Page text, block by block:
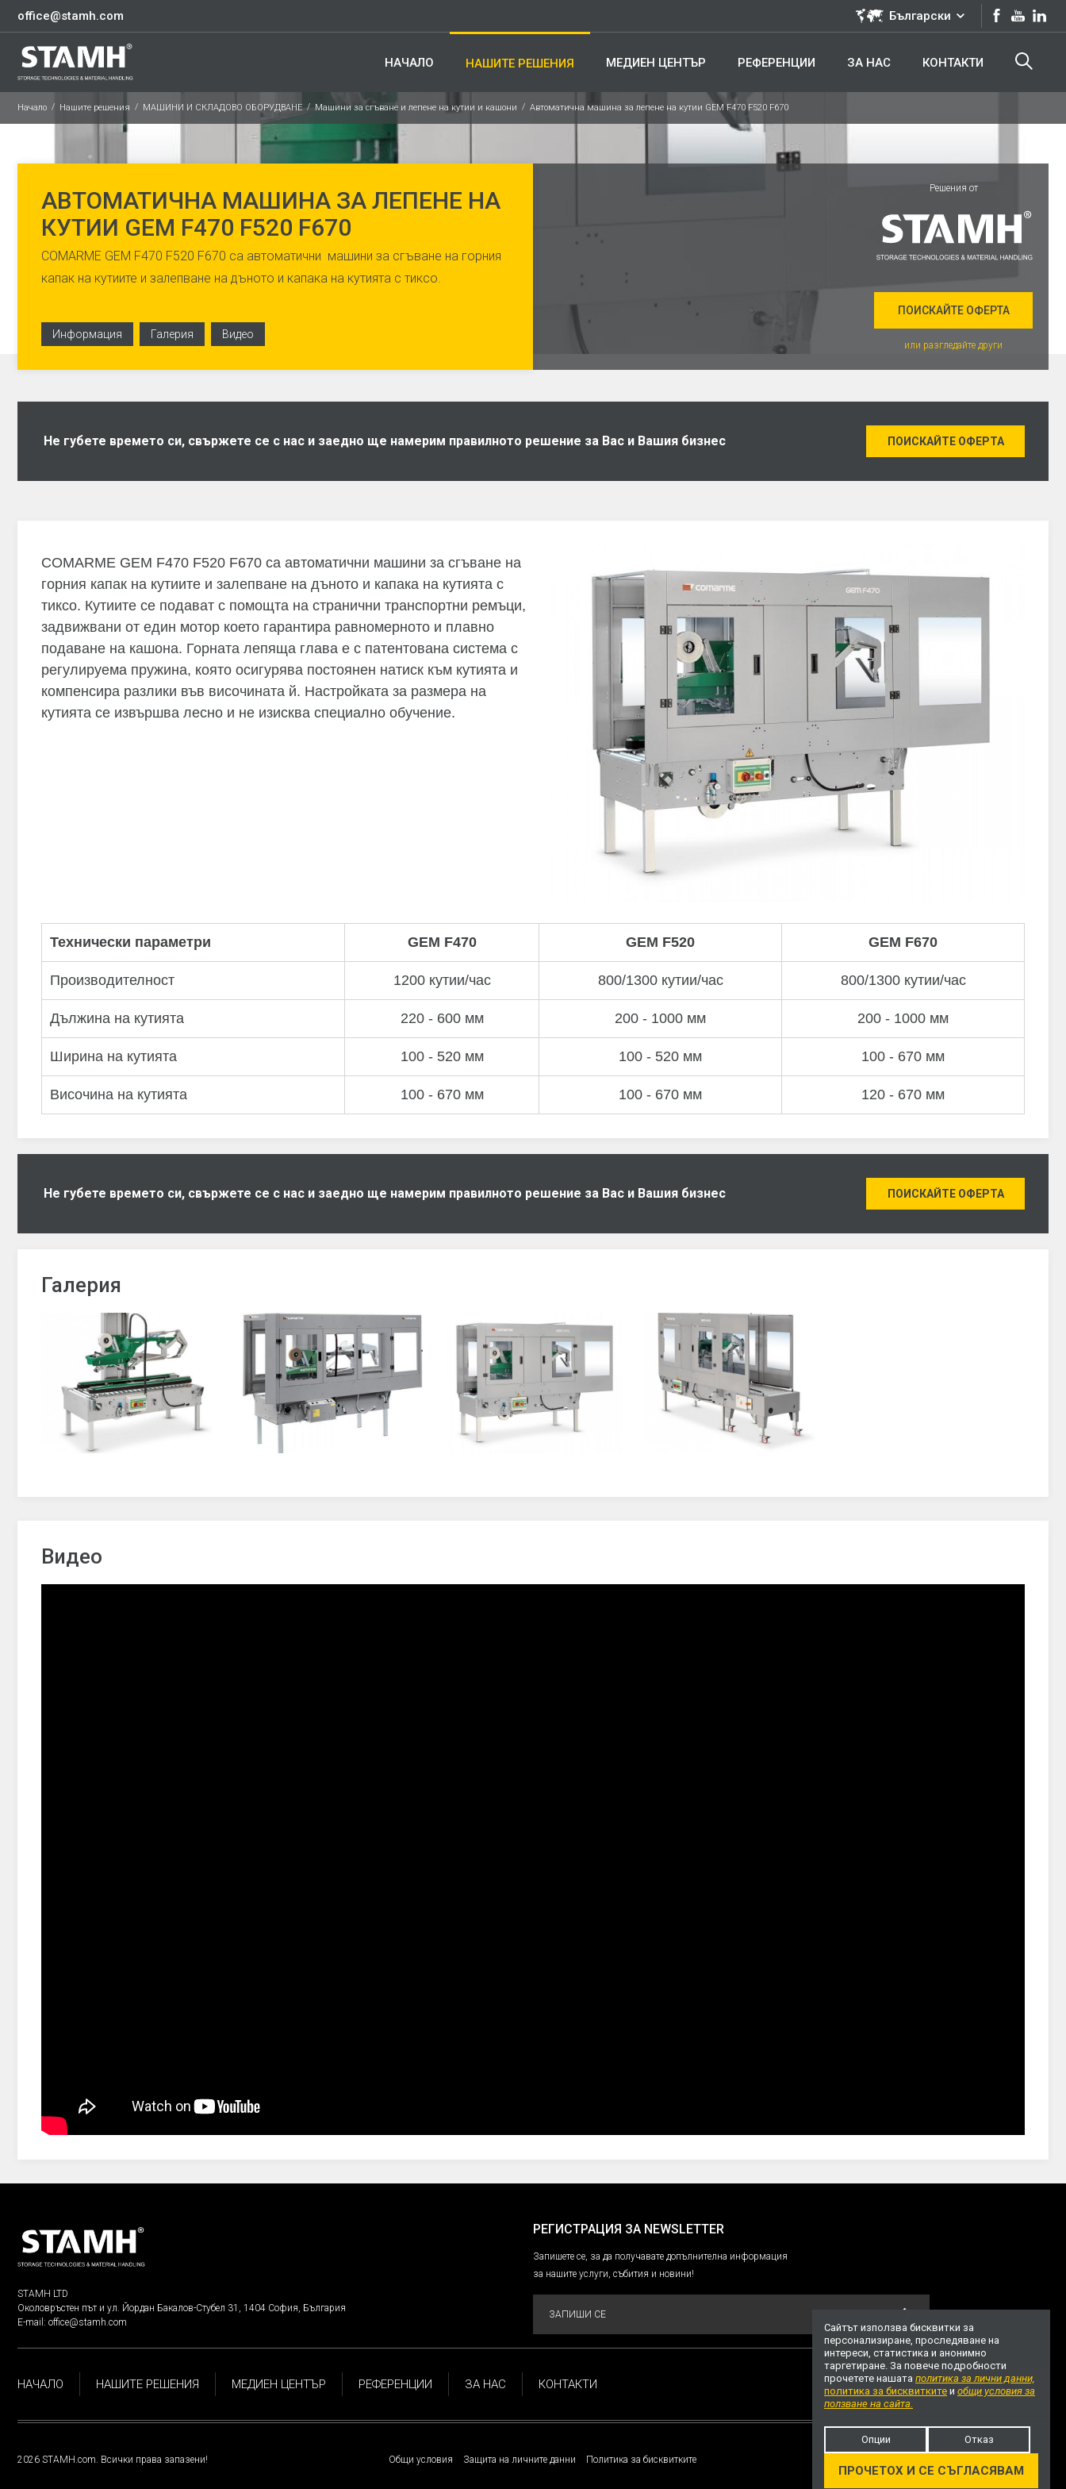
office@stamh.com Български
НАЧАЛО НАШИТЕ РЕШЕНИЯ МЕДИЕН ЦЕНТЪР РЕФЕРЕНЦИИ ЗА НАС КОНТАКТИ
Начало Нашите решения МАШИНИ И СКЛАДОВО ОБОРУДВАНЕ Машини за сгъване и лепене на кутии и кашони Автоматична машина за лепене на кутии GEM F470 F520 F670
АВТОМАТИЧНА МАШИНА ЗА ЛЕПЕНЕ НА
КУТИИ GEM F470 F520 F670
COMARME GEM F470 F520 F670 са автоматични машини за сгъване на горния
капак на кутиите и залепване на дъното и капака на кутията с тиксо.
Информация Галерия Видео
Решения от
ПОИСКАЙТЕ ОФЕРТА
или разгледайте други
Не губете времето си, свържете се с нас и заедно ще намерим правилното решение за Вас и Вашия бизнес ПОИСКАЙТЕ ОФЕРТА
COMARME GEM F470 F520 F670 са автоматични машини за сгъване на
горния капак на кутиите и залепване на дъното и капака на кутията с
тиксо. Кутиите се подават с помощта на странични транспортни ремъци,
задвижвани от един мотор което гарантира равномерното и плавно
подаване на кашона. Горната лепяща глава е с патентована система с
регулируема пружина, която осигурява постоянен натиск към кутията и
компенсира разлики във височината й. Настройката за размера на
кутията се извършва лесно и не изисква специално обучение.
Технически параметри GEM F470 GEM F520 GEM F670
Производителност 1200 кутии/час 800/1300 кутии/час 800/1300 кутии/час
Дължина на кутията 220 - 600 мм 200 - 1000 мм 200 - 1000 мм
Ширина на кутията 100 - 520 мм 100 - 520 мм 100 - 670 мм
Височина на кутията 100 - 670 мм 100 - 670 мм 120 - 670 мм
Не губете времето си, свържете се с нас и заедно ще намерим правилното решение за Вас и Вашия бизнес ПОИСКАЙТЕ ОФЕРТА
Галерия
Видео
STAMH LTD
Околовръстен път и ул. Йордан Бакалов-Стубел 31, 1404 София, България
E-mail: office@stamh.com
РЕГИСТРАЦИЯ ЗА NEWSLETTER
Запишете се, за да получавате допълнителнa информация
за нашите услуги, събития и новини!
ЗАПИШИ СЕ
НАЧАЛО НАШИТЕ РЕШЕНИЯ МЕДИЕН ЦЕНТЪР РЕФЕРЕНЦИИ ЗА НАС КОНТАКТИ
НАГОРЕ
2026 STAMH.com. Всички права запазени! Общи условия Защита на личните данни Политика за бисквитките
Сайтът използва бисквитки за
персонализиране, проследяване на
интереси, статистика и анонимно
таргетиране. За повече подробности
прочетете нашата политика за лични данни,
политика за бисквитките и общи условия за
ползване на сайта.
Опции Отказ
ПРОЧЕТОХ И СЕ СЪГЛАСЯВАМ